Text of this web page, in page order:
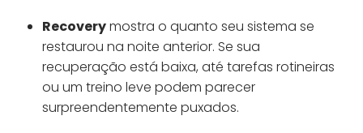
Recoverymostra o quanto seu sistema se
restaurou na noite anterior. Se sua
recuperação está baixa, até tarefas rotineiras
ou um treino leve podem parecer
surpreendentemente puxados.